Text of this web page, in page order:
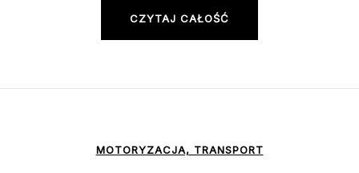
CZYTAJ CAŁOŚĆ
MOTORYZACJA, TRANSPORT